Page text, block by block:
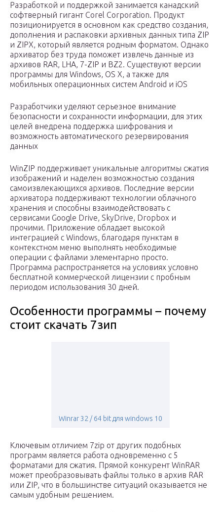
Разработкой и поддержкой занимается канадский
софтверный гигант Corel Corporation. Продукт
позиционируется в основном как средство создания,
дополнения и распаковки архивных данных типа ZIP
и ZIPX, который является родным форматом. Однако
архиватор без труда поможет извлечь данные из
архивов RAR, LHA, 7-ZIP и BZ2. Существуют версии
программы для Windows, OS X, а также для
мобильных операционных систем Android и iOS
Разработчики уделяют серьезное внимание
безопасности и сохранности информации, для этих
целей внедрена поддержка шифрования и
возможность автоматического резервирования
данных
WinZIP поддерживает уникальные алгоритмы сжатия
изображений и наделен возможностью создания
самоизвлекающихся архивов. Последние версии
архиватора поддерживают технологии облачного
хранения и способны взаимодействовать с
сервисами Google Drive, SkyDrive, Dropbox и
прочими. Приложение обладает высокой
интеграцией с Windows, благодаря пунктам в
контекстном меню выполнять необходимые
операции с файлами элементарно просто.
Программа распространяется на условиях условно
бесплатной коммерческой лицензии с пробным
периодом использования 30 дней.
Особенности программы – почему
стоит скачать 7зип
Winrar 32 / 64 bit для windows 10
Ключевым отличием 7zip от других подобных
программ является работа одновременно с 5
форматами для сжатия. Прямой конкурент WinRAR
может преобразовывать файлы только в архив RAR
или ZIP, что в большинстве ситуаций оказывается не
самым удобным решением.